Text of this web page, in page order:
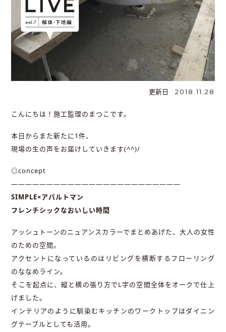
更新日 2018.11.28
こんにちは！施工監理のまつこです。
本日からまた新たに1件、
現場の生の声をお届けしていきます(^^)/
◎concept
――――――――――――――――――――――――
SIMPLE×アパルトマン
フレンチシックなおいしい時間
アッシュトーンのニュアンスカラーでまとめあげた、大人の女性
のための空間。
アクセントになっているのはリビングを横断するフローリング
のななめライン。
そこを起点に、縦と横の張り方でL字の空間全体をオークで仕上
げました。
インテリアのように馴染むキッチンのワークトップはダイニン
グテーブルとしても活用。